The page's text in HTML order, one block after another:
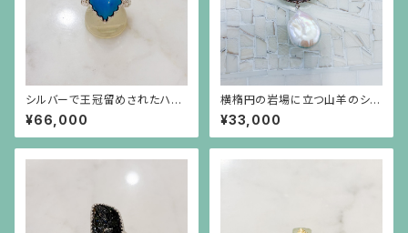
シルバーで王冠留めされたハー
トシェイプのターコイズ（11.61c
t）のリング
¥66,000
横楕円の岩場に立つ山羊のシル
バープレートに白い大粒バロッ
クパールが揺れるブローチ兼ペ
ンダント
¥33,000